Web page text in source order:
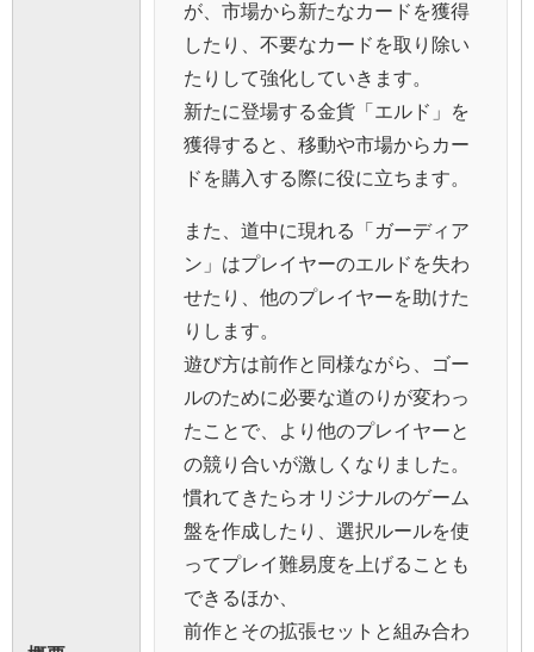
が、市場から新たなカードを獲得
したり、不要なカードを取り除い
たりして強化していきます。
新たに登場する金貨「エルド」を
獲得すると、移動や市場からカー
ドを購入する際に役に立ちます。
また、道中に現れる「ガーディア
ン」はプレイヤーのエルドを失わ
せたり、他のプレイヤーを助けた
りします。
遊び方は前作と同様ながら、ゴー
ルのために必要な道のりが変わっ
たことで、より他のプレイヤーと
の競り合いが激しくなりました。
慣れてきたらオリジナルのゲーム
盤を作成したり、選択ルールを使
ってプレイ難易度を上げることも
できるほか、
前作とその拡張セットと組み合わ